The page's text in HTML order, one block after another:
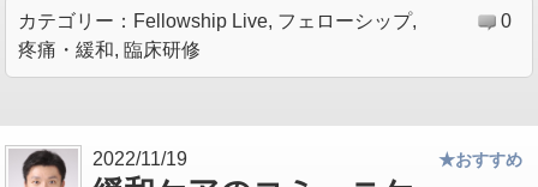
カテゴリー： Fellowship Live, フェローシップ,
疼痛・緩和, 臨床研修
0
2022/11/19 ★おすすめ